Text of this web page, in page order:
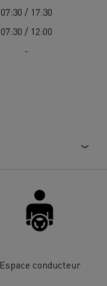
07:30 / 17:30
07:30 / 12:00
-
Espace conducteur